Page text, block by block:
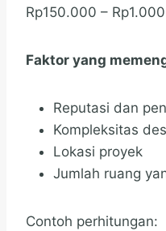
Rp150.000 –
Faktor yang
Reputasi dan
Kompleksitas
Lokasi proyek
Jumlah ruang
Contoh perhitungan: